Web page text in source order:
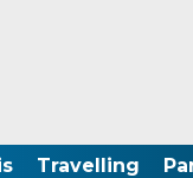
Travelling